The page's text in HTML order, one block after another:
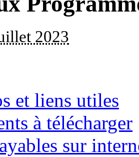
2023
et liens utiles
à télécharger
sur